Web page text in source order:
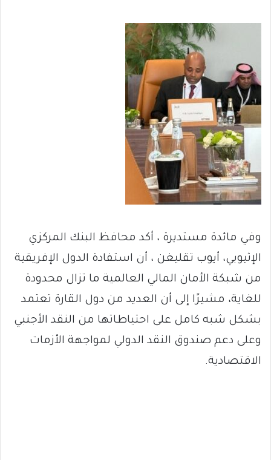
وفي مائدة مستديرة ، أكد محافظ البنك المركزي
الإثيوبي، أيوب تقليغن ، أن استفادة الدول الإفريقية
من شبكة الأمان المالي العالمية ما تزال محدودة
للغاية، مشيرًا إلى أن العديد من دول القارة تعتمد
بشكل شبه كامل على احتياطاتها من النقد الأجنبي
وعلى دعم صندوق النقد الدولي لمواجهة الأزمات
الاقتصادية.